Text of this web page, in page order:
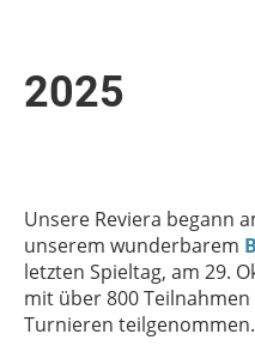
2025
Unsere Reviera begann
unserem wunderbarem
letzten Spieltag, am 29.
mit über 800
Turnieren teilgenommen.